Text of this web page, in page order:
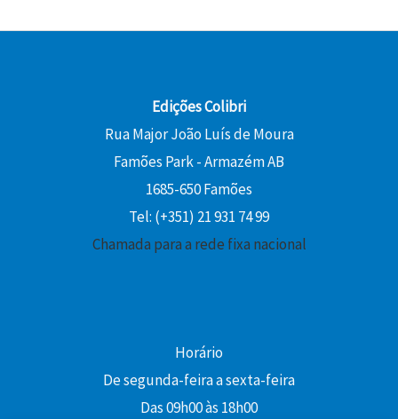
Edições Colibri
Rua Major João Luís de Moura
Famões Park - Armazém AB
1685-650 Famões
Tel: (+351) 21 931 74 99
Chamada para a rede fixa nacional
Horário
De segunda-feira a sexta-feira
Das 09h00 às 18h00